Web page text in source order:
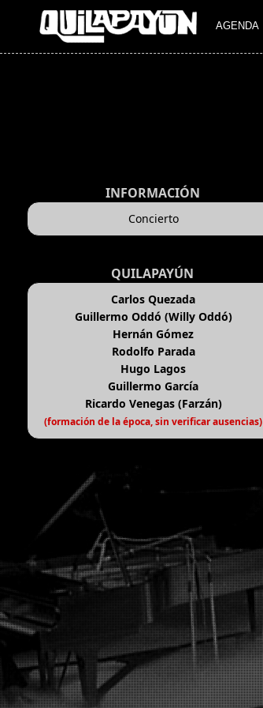
AGENDA
INFORMACIÓN
Concierto
QUILAPAYÚN
Carlos Quezada
Guillermo Oddó (Willy Oddó)
Hernán Gómez
Rodolfo Parada
Hugo Lagos
Guillermo García
Ricardo Venegas (Farzán)
(formación de la época, sin verificar ausencias)